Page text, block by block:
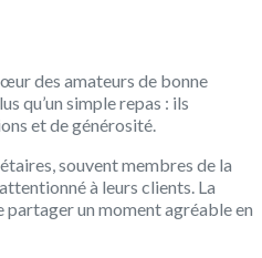
des amateurs de bonne
qu’un simple repas : ils
et de générosité.
souvent membres de la
à leurs clients. La
partager un moment agréable en